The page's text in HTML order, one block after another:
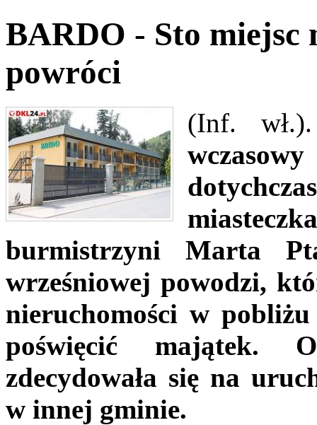
BARDO - Sto miejsc
powróci
(Inf.
burmistrzyni Marta
wrześniowej powodzi,
nieruchomości w
poświęcić majątek.
zdecydowała się na
w innej gminie.